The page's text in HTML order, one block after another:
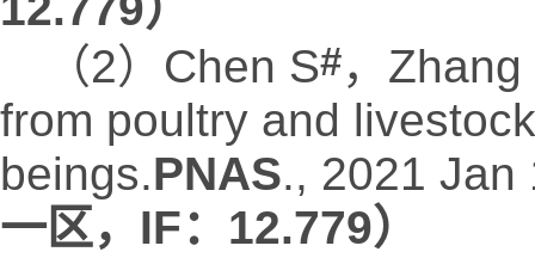
（2）Chen S#，Zhang
from poultry and
beings.PNAS., 2021 Jan
一区，IF：12.779）